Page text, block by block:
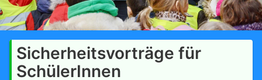
Sicherheitsvorträge für
SchülerInnen